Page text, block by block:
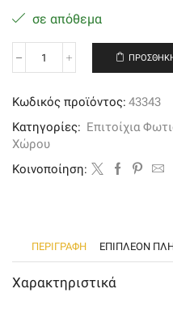
σε απόθεμα
Επιτοίχιο
από
γύψο
ποσότητα
Κωδικός προϊόντος: 43343
Κατηγορίες: Επιτοίχια
Χώρου
Kοινοποίηση:
ΠΕΡΙΓΡΑΦΉ ΕΠΙΠΛΈΟΝ
Χαρακτηριστικά